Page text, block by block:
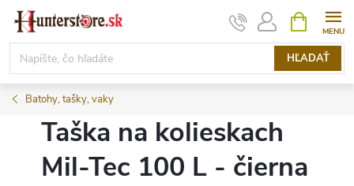
Prejsť
obsah
HĽADAŤ
KOŠÍK
Batohy, tašky, vaky
Taška na kolieskach
Mil-Tec 100 L - čierna